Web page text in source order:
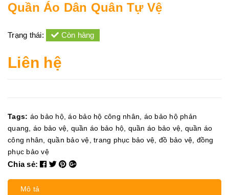
Quần Áo Dân Quân Tự Vệ
Trạng thái: Còn hàng
Liên hệ
Tags: áo bảo hộ,áo bảo hộ công nhân
áo bảo hộ phản
quang
áo bảo vệ quần áo bảo hộ quần áo bảo vệ quần áo
công nhân
quần bảo vệ trang phục bảo vệ đồ bảo vệ đồng
phục bảo vệ
Chia sẻ:
Mô tả